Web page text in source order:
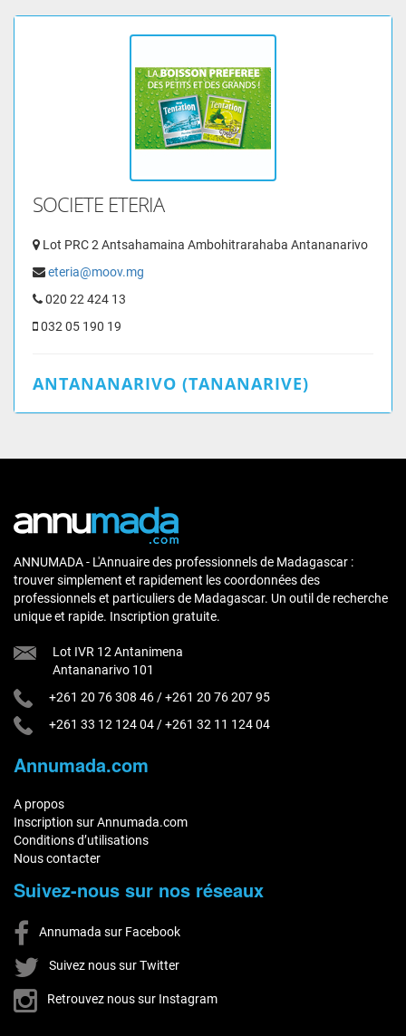
SOCIETE ETERIA
Lot PRC 2 Antsahamaina Ambohitrarahaba Antananarivo
eteria@moov.mg
020 22 424 13
032 05 190 19
ANTANANARIVO (TANANARIVE)
ANNUMADA - L'Annuaire des professionnels de Madagascar :
trouver simplement et rapidement les coordonnées des
professionnels et particuliers de Madagascar. Un outil de recherche
unique et rapide. Inscription gratuite.
Lot IVR 12 Antanimena
Antananarivo 101
+261 20 76 308 46 /+261 20 76 207 95
+261 33 12 124 04 /+261 32 11 124 04
Annumada.com
A propos
Inscription sur Annumada.com
Conditions d’utilisations
Nous contacter
Suivez-nous sur nos réseaux
Annumada sur Facebook
Suivez nous sur Twitter
Retrouvez nous sur Instagram